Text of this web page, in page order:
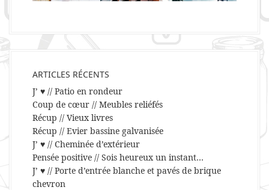
ARTICLES RÉCENTS
J’ ♥ // Patio en rondeur
Coup de cœur // Meubles reliéfés
Récup // Vieux livres
Récup // Evier bassine galvanisée
J’ ♥ // Cheminée d’extérieur
Pensée positive // Sois heureux un instant…
J’ ♥ // Porte d’entrée blanche et pavés de brique
chevron